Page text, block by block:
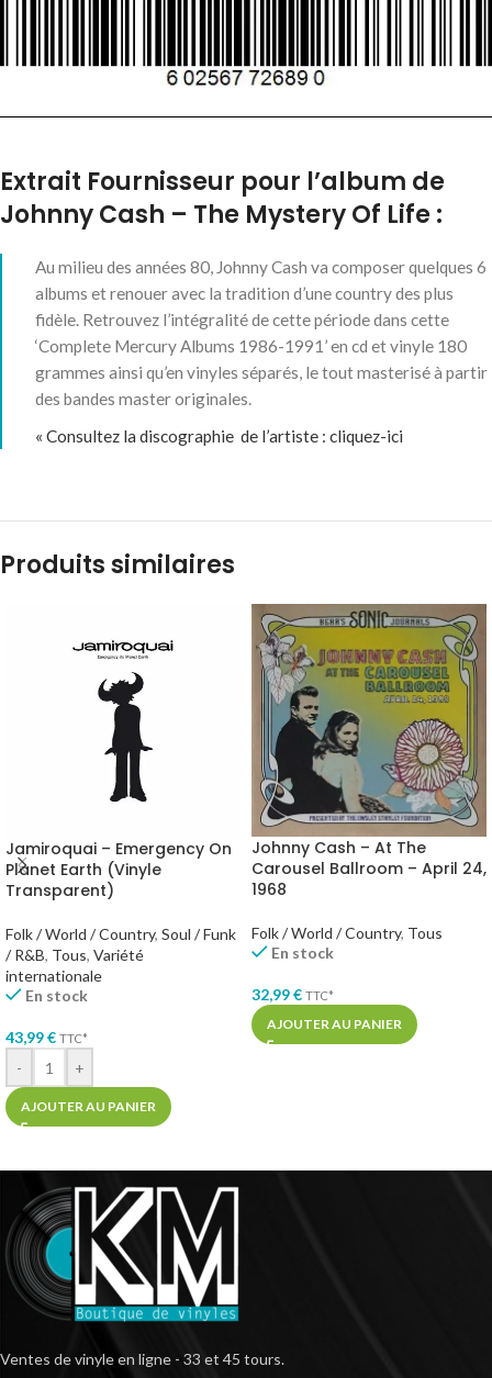
Extrait Fournisseur pour l’album de
Johnny Cash – The Mystery Of Life :
Au milieu des années 80, Johnny Cash va composer quelques 6
albums et renouer avec la tradition d’une country des plus
fidèle. Retrouvez l’intégralité de cette période dans cette
‘Complete Mercury Albums 1986-1991’ en cd et vinyle 180
grammes ainsi qu’en vinyles séparés, le tout masterisé à partir
des bandes master originales.
« Consultez la discographie de l’artiste : cliquez-ici
Produits similaires
Jamiroquai – Emergency On
Planet Earth (Vinyle
Transparent)
Folk / World / Country, Soul / Funk
/ R&B, Tous, Variété
internationale
En stock
43,99€ TTC*
- +
AJOUTER AU PANIER
Johnny Cash – At The
Carousel Ballroom – April 24,
1968
Folk / World / Country, Tous
En stock
32,99€ TTC*
AJOUTER AU PANIER
Ventes de vinyle en ligne - 33 et 45 tours.